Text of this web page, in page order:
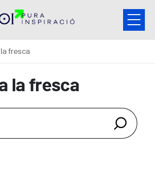
fresca
la fresca